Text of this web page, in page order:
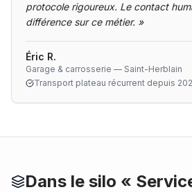
protocole rigoureux. Le contact
différence sur ce métier. »
Éric R.
Garage & carrosserie — Saint-Herblain
Transport plateau récurrent depuis
Dans le silo «